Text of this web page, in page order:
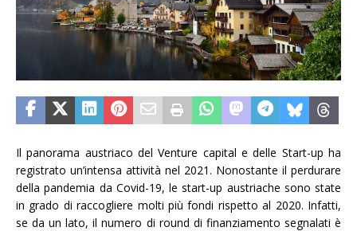
Il panorama austriaco del Venture capital e delle Start-up ha
registrato un’intensa attività nel 2021. Nonostante il perdurare
della pandemia da Covid-19, le start-up austriache sono state
in grado di raccogliere molti più fondi rispetto al 2020. Infatti,
se da un lato, il numero di round di finanziamento segnalati è